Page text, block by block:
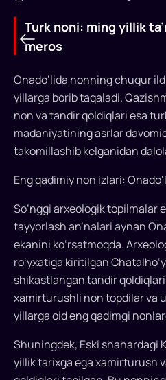
Turk
noni:
ming
yillik
ta’m,
an’ana
va
madaniy
meros
Turkiyada
Turk noni: ming yillik
meros
Onado‘lida nonning chuqur
yillarga borib taqaladi.
non va tandir qoldiqlari esa
madaniyatining asrlar
takomillashib kelganidan
Eng qadimiy non izlari:
So‘nggi arxeologik topilmalar
tayyorlash an’nalari aynan
ekanini ko‘rsatmoqda.
ro‘yxatiga kiritilgan
shikastlangan tandir
xamirturushli non topdilar va
yillarga oid eng qadimgi
Shuningdek, Eski shahardagi
yillik tarixga ega xamirturush